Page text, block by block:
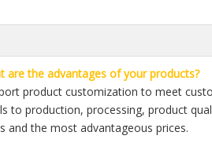
are the advantages of your products?
product customization to meet
to production, processing, product
and the most advantageous prices.